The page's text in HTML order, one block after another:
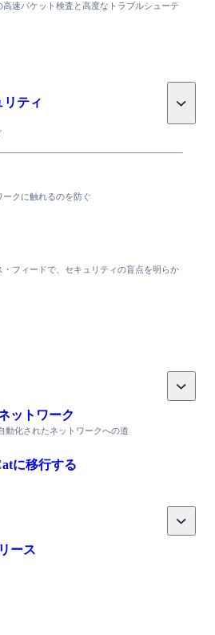
速パケット検査と高度なトラブルシューテ
ティ
クに触れるのを防ぐ
フィードで、セキュリティの盲点を明らか
ットワーク
動化されたネットワークへの道
に移行する
ース